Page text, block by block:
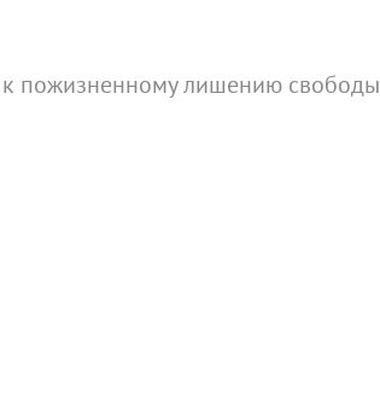
к пожизненному лишению свободы